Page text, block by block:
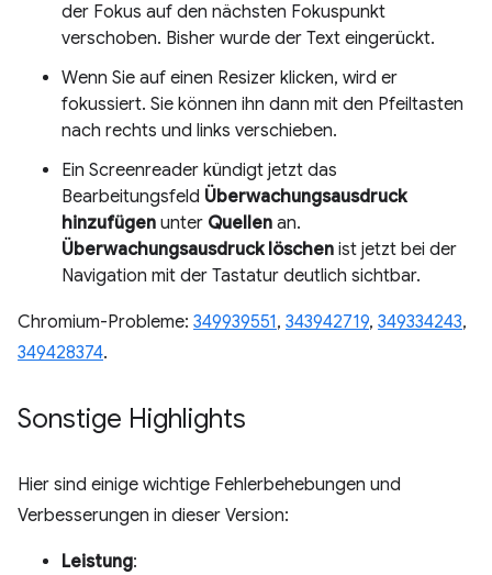
der Fokus auf den nächsten Fokuspunkt
verschoben. Bisher wurde der Text eingerückt.
Wenn Sie auf einen Resizer klicken, wird er
fokussiert. Sie können ihn dann mit den Pfeiltasten
nach rechts und links verschieben.
Ein Screenreader kündigt jetzt das
Bearbeitungsfeld Überwachungsausdruck
hinzufügen unter Quellen an.
Überwachungsausdruck löschen ist jetzt bei der
Navigation mit der Tastatur deutlich sichtbar.
Chromium-Probleme: 349939551, 343942719, 349334243,
349428374.
Sonstige Highlights
Hier sind einige wichtige Fehlerbehebungen und
Verbesserungen in dieser Version:
Leistung: